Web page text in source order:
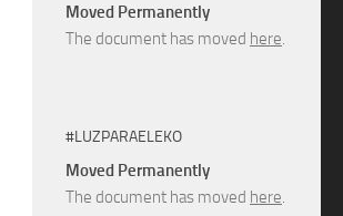
Moved Permanently
The document has moved here.
#LUZPARAELEKO
Moved Permanently
The document has moved here.